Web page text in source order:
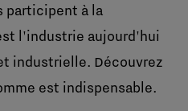
participent à la
l'industrie aujourd'hui
industrielle. Découvrez
est indispensable.